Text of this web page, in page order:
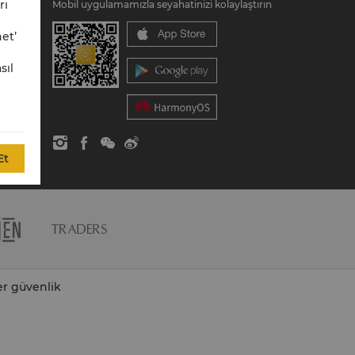
Mobil uygulamamızla seyahatinizi kolaylaştırın
güvenlik